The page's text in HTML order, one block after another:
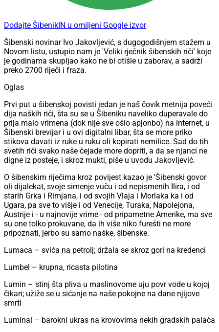
Dodajte ŠibenikIN u omiljeni Google izvor
Šibenski novinar Ivo Jakovljević, s dugogodišnjem stažem u
Novom listu, ustupio nam je 'Veliki rječnik šibenskih riči' koje
je godinama skupljao kako ne bi otišle u zaborav, a sadrži
preko 2700 riječi i fraza.
Oglas
Prvi put u šibenskoj povisti jedan je naš čovik metnija poveći
dija naških riči, šta su se u Šibeniku naveliko duperavale do
prija malo vrimena (dok nije sve ošlo apjonbo) na internet, u
Šibenski brevijar i u ovi digitalni libar, šta se more priko
stikova davati iz ruke u ruku oli kopirati nemilice. Sad do tih
svetih riči svako naše čejade more dopriti, a da se njanci ne
digne iz posteje, i skroz mukti, piše u uvodu Jakovljević.
O šibenskim riječima kroz povijest kazao je 'Šibenski govor
oli dijalekat, svoje simenje vuču i od nepismenih Ilira, i od
starih Grka i Rimjana, i od svojih Vlaja i Morlaka ka i od
Ugara, pa sve to višje i od Venecije, Turaka, Napolejona,
Austrije i - u najnovije vrime - od pripametne Amerike, ma sve
su one tolko prokuvane, da ih više niko furešti ne more
pripoznati, jerbo su samo naške, šibenske.
Lumaca – svića na petrolj; držala se skroz gori na kredenci
Lumbel – krupna, ricasta pilotina
Lumin – stinj šta pliva u maslinovome uju povr vode u kojoj
čikari; užiže se u sićanje na naše pokojne na dane njijove
smrti
Luminal – barokni ukras na krovovima nekih gradskih palača